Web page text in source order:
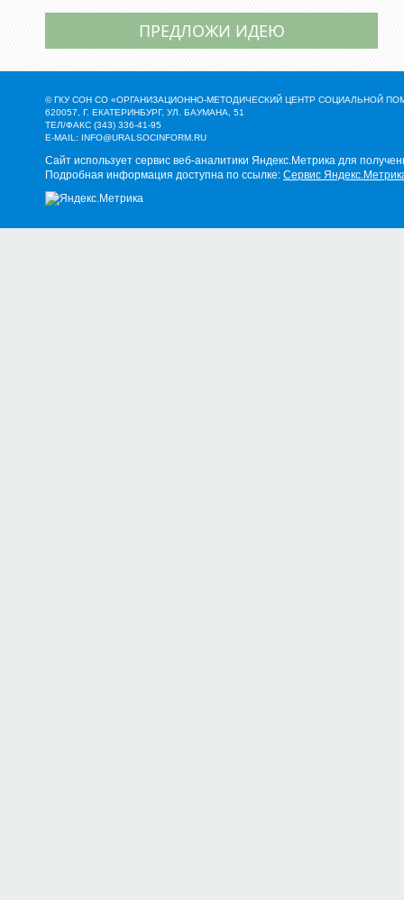
ПРЕДЛОЖИ ИДЕЮ
© ГКУ СОН СО «ОРГАНИЗАЦИОННО-МЕТОДИЧЕСКИЙ ЦЕНТР СОЦИАЛЬНОЙ
620057, Г. ЕКАТЕРИНБУРГ, УЛ. БАУМАНА, 51
ТЕЛ/ФАКС (343) 336-41-95
E-MAIL: INFO@URALSOCINFORM.RU
Сайт использует сервис веб-аналитики Яндекс.Метрика для
Подробная информация доступна по ссылке: Сервис